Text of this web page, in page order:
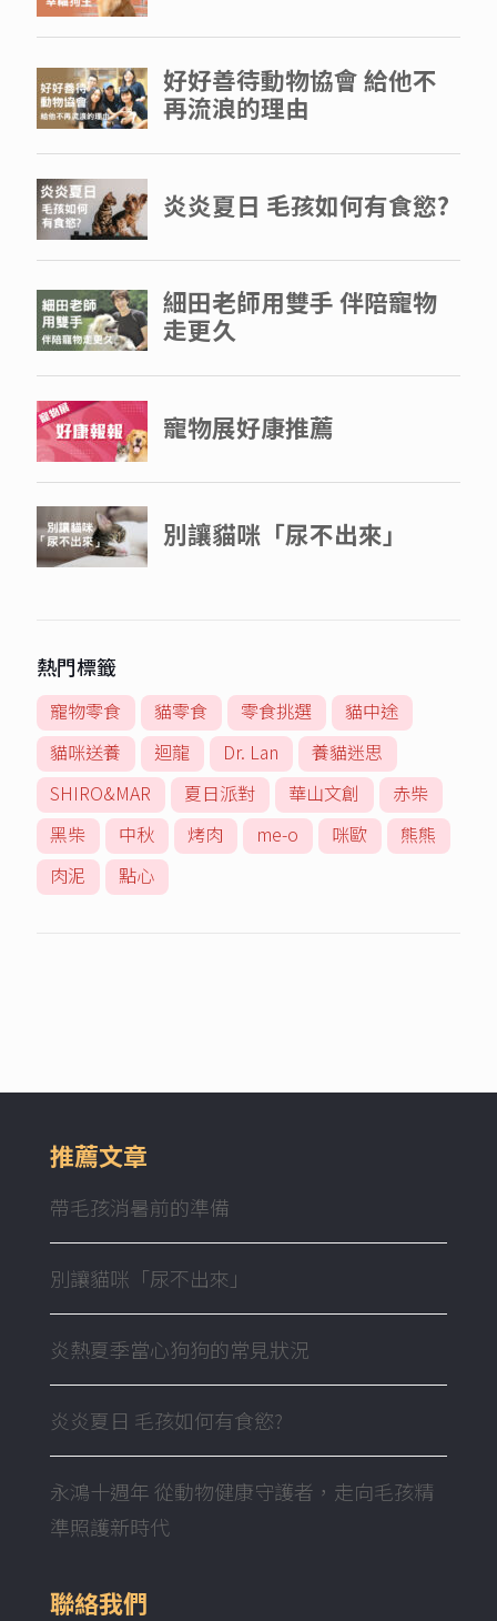
熱門標籤
寵物零食 貓零食 零食挑選
貓中途
貓咪送養
迴龍 Dr. Lan
養貓迷思
SHIRO&MAR
夏日派對 華山文創
赤柴
黑柴
中秋 烤肉 me-o 咪歐
熊熊
肉泥
點心
推薦文章
帶毛孩消暑前的準備
別讓貓咪「尿不出來」
炎熱夏季當心狗狗的常見狀況
炎炎夏日 毛孩如何有食慾?
永鴻十週年 從動物健康守護者，走向毛孩精
準照護新時代
聯絡我們